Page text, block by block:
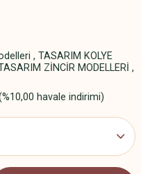
, TASARIM KOLYE
ZİNCİR MODELLERİ ,
havale indirimi)